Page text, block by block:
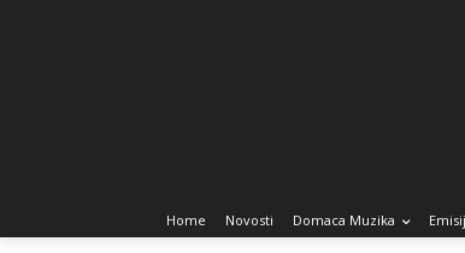
Home Novosti Domaca Muzika